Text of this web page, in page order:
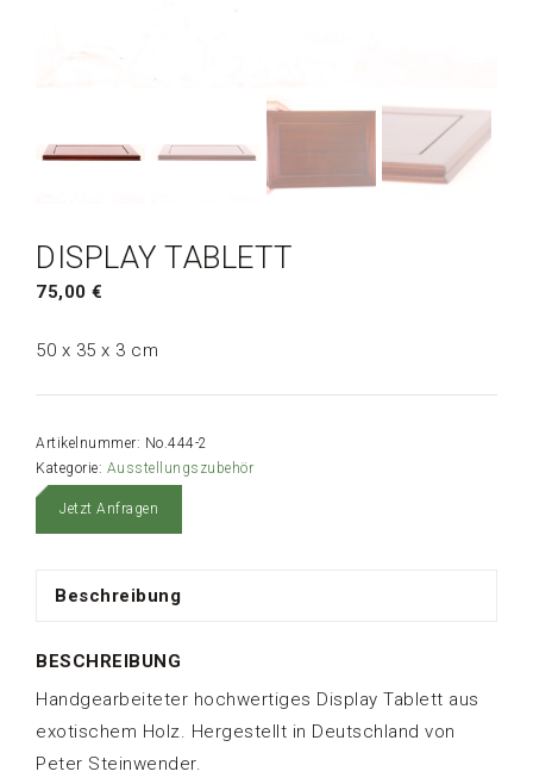
DISPLAY TABLETT
75,00 €
50 x 35 x 3 cm
Artikelnummer: No.444-2
Kategorie: Ausstellungszubehör
Jetzt Anfragen
Beschreibung
BESCHREIBUNG
Handgearbeiteter hochwertiges Display Tablett aus
exotischem Holz. Hergestellt in Deutschland von
Peter Steinwender.